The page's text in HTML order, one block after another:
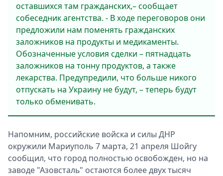
оставшихся там гражданских,– сообщает
собеседник агентства. - В ходе переговоров они
предложили нам поменять гражданских
заложников на продукты и медикаменты.
Обозначенные условия сделки – пятнадцать
заложников на тонну продуктов, а также
лекарства. Предупредили, что больше никого
отпускать на Украину не будут, – теперь будут
только обменивать.
Напомним, российские войска и силы ДНР
окружили Мариуполь 7 марта, 21 апреля Шойгу
сообщил, что город полностью освобожден, но на
заводе "Азовсталь" остаются более двух тысяч